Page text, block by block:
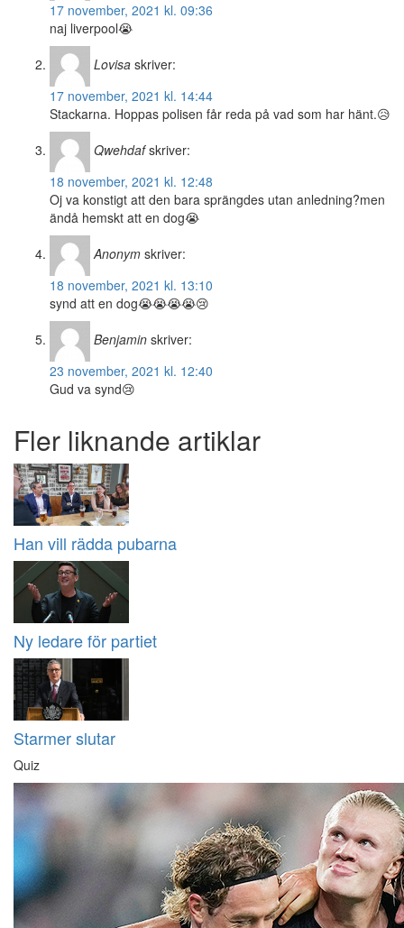
17 november, 2021 kl. 09:36
naj liverpool😭
Lovisa skriver:
17 november, 2021 kl. 14:44
Stackarna. Hoppas polisen får reda på vad som har hänt.😥
Qwehdaf skriver:
18 november, 2021 kl. 12:48
Oj va konstigt att den bara sprängdes utan anledning?men
ändå hemskt att en dog😭
Anonym skriver:
18 november, 2021 kl. 13:10
synd att en dog😭😭😭😭😢
Benjamin skriver:
23 november, 2021 kl. 12:40
Gud va synd😢
Fler liknande artiklar
Han vill rädda pubarna
Ny ledare för partiet
Starmer slutar
Quiz